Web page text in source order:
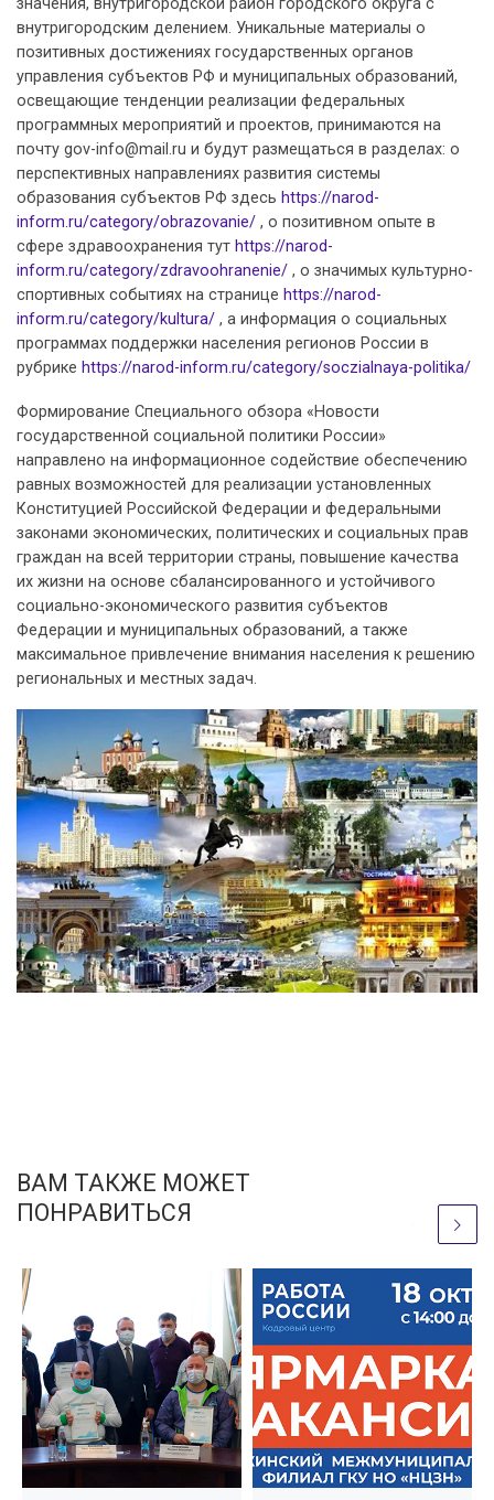
значения, внутригородской район городского округа с
внутригородским делением. Уникальные материалы о
позитивных достижениях государственных органов
управления субъектов РФ и муниципальных образований,
освещающие тенденции реализации федеральных
программных мероприятий и проектов, принимаются на
почту gov-info@mail.ru и будут размещаться в разделах: о
перспективных направлениях развития системы
образования субъектов РФ здесь https://narod-
inform.ru/category/obrazovanie/ , о позитивном опыте в
сфере здравоохранения тут https://narod-
inform.ru/category/zdravoohranenie/ , о значимых культурно-
спортивных событиях на странице https://narod-
inform.ru/category/kultura/ , а информация о социальных
программах поддержки населения регионов России в
рубрике https://narod-inform.ru/category/soczialnaya-politika/
Формирование Специального обзора «Новости
государственной социальной политики России»
направлено на информационное содействие обеспечению
равных возможностей для реализации установленных
Конституцией Российской Федерации и федеральными
законами экономических, политических и социальных прав
граждан на всей территории страны, повышение качества
их жизни на основе сбалансированного и устойчивого
социально-экономического развития субъектов
Федерации и муниципальных образований, а также
максимальное привлечение внимания населения к решению
региональных и местных задач.
ВАМ ТАКЖЕ МОЖЕТ
ПОНРАВИТЬСЯ